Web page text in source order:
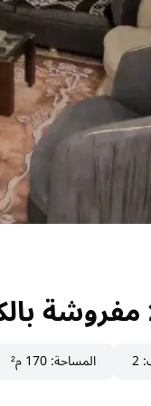
مفروشة
:
2 المساحة:170 م²